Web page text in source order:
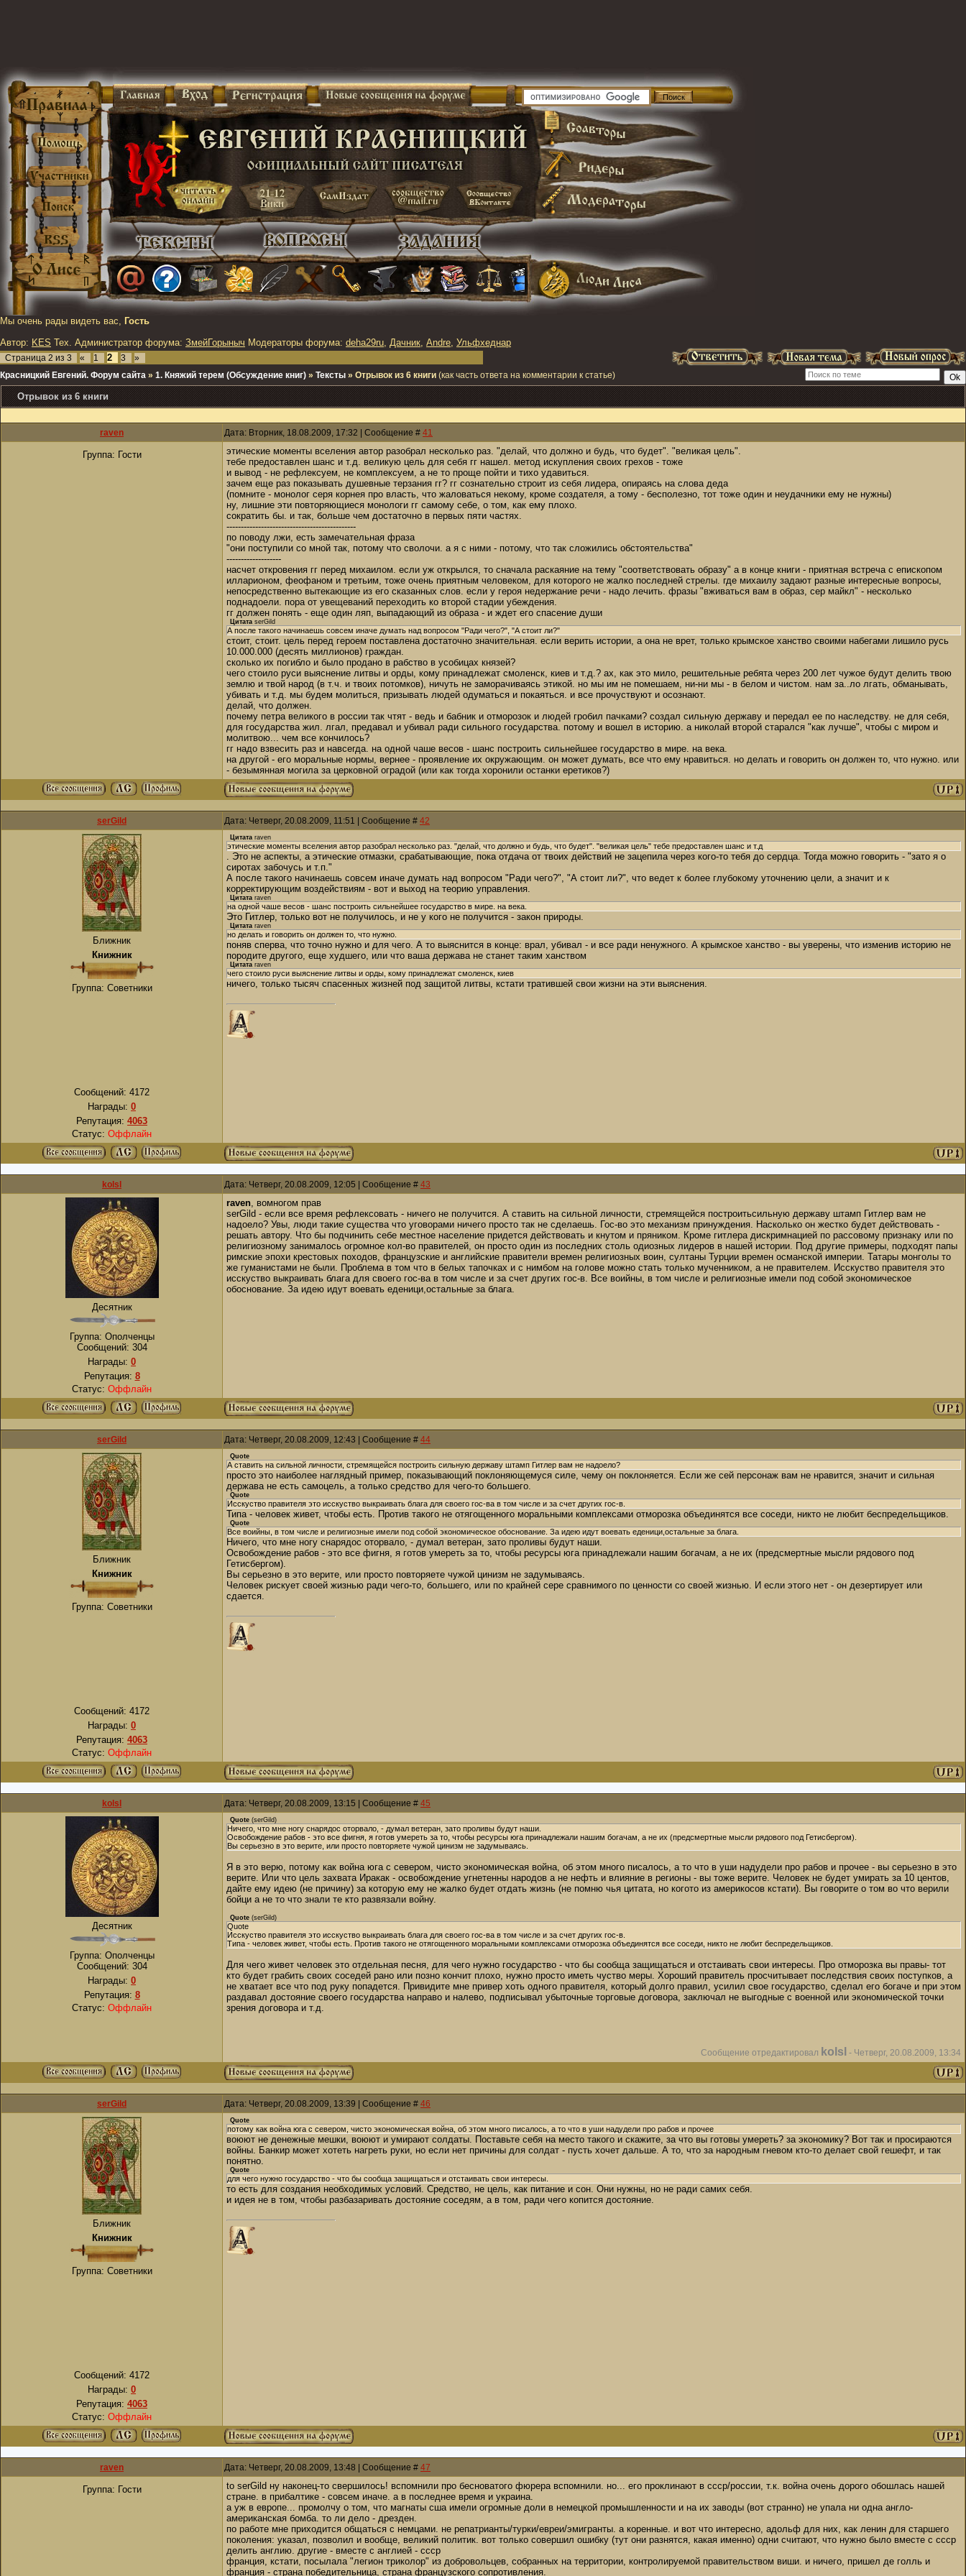
Мы очень рады видеть вас, Гость
Автор: KES Тех. Администратор форума: ЗмейГорыныч Модераторы форума: deha29ru, Дачник, Andre, Ульфхеднар
Страница 2 из 3 « 1 2 3
»
Красницкий Евгений. Форум сайта » 1. Княжий терем (Обсуждение книг) » Тексты » Отрывок из 6 книги (как часть ответа на комментарии к статье)
Отрывок из 6 книги
raven Дата: Вторник, 18.08.2009, 17:32 | Сообщение # 41
Группа: Гости
этические моменты вселения автор разобрал несколько раз. "делай, что должно и будь, что будет". "великая цель".
тебе предоставлен шанс и т.д. великую цель для себя гг нашел. метод искупления своих грехов - тоже
и вывод - не рефлексуем, не комплексуем, а не то проще пойти и тихо удавиться.
зачем еще раз показывать душевные терзания гг? гг сознательно строит из себя лидера, опираясь на слова деда
(помните - монолог серя корнея про власть, что жаловаться некому, кроме создателя, а тому - бесполезно, тот тоже один и неудачники ему не нужны)
ну, лишние эти повторяющиеся монологи гг самому себе, о том, как ему плохо.
сократить бы. и так, больше чем достаточно в первых пяти частях.
---------------------------------------------
по поводу лжи, есть замечательная фраза
"они поступили со мной так, потому что сволочи. а я с ними - потому, что так сложились обстоятельства"
-------------------
насчет откровения гг перед михаилом. если уж открылся, то сначала раскаяние на тему "соответствовать образу" а в конце книги - приятная встреча с епископом
илларионом, феофаном и третьим, тоже очень приятным человеком, для которого не жалко последней стрелы. где михаилу задают разные интересные вопросы,
непосредственно вытекающие из его сказанных слов. если у героя недержание речи - надо лечить. фразы "вживаться вам в образ, сер майкл" - несколько
поднадоели. пора от увещеваний переходить ко второй стадии убеждения.
гг должен понять - еще один ляп, выпадающий из образа - и ждет его спасение души
Цитата serGild
А после такого начинаешь совсем иначе думать над вопросом "Ради чего?", "А стоит ли?"
стоит, стоит. цель перед героем поставлена достаточно значительная. если верить истории, а она не врет, только крымское ханство своими набегами лишило русь
10.000.000 (десять миллионов) граждан.
сколько их погибло и было продано в рабство в усобицах князей?
чего стоило руси выяснение литвы и орды, кому принадлежат смоленск, киев и т.д.? ах, как это мило, решительные ребята через 200 лет чужое будут делить твою
землю и твой народ (в т.ч. и твоих потомков), ничуть не заморачиваясь этикой. но мы им не помешаем, ни-ни мы - в белом и чистом. нам за..ло лгать, обманывать,
убивать и т.д. мы будем молиться, призывать людей одуматься и покаяться. и все прочуствуют и осознают.
делай, что должен.
почему петра великого в россии так чтят - ведь и бабник и отморозок и людей гробил пачками? создал сильную державу и передал ее по наследству. не для себя,
для государства жил. лгал, предавал и убивал ради сильного государства. потому и вошел в историю. а николай второй старался "как лучше", чтобы с миром и
молитвою... чем все кончилось?
гг надо взвесить раз и навсегда. на одной чаше весов - шанс построить сильнейшее государство в мире. на века.
на другой - его моральные нормы, вернее - проявление их окружающим. он может думать, все что ему нравиться. но делать и говорить он должен то, что нужно. или
- безымянная могила за церковной оградой (или как тогда хоронили останки еретиков?)
serGild Дата: Четверг, 20.08.2009, 11:51 | Сообщение # 42
Ближник
Книжник
Группа: Советники
Сообщений: 4172
Награды: 0
Репутация: 4063
Статус: Оффлайн
Цитата raven
этические моменты вселения автор разобрал несколько раз. "делай, что должно и будь, что будет". "великая цель" тебе предоставлен шанс и т.д
. Это не аспекты, а этические отмазки, срабатывающие, пока отдача от твоих действий не зацепила через кого-то тебя до сердца. Тогда можно говорить - "зато я о
сиротах забочусь и т.п."
А после такого начинаешь совсем иначе думать над вопросом "Ради чего?", "А стоит ли?", что ведет к более глубокому уточнению цели, а значит и к
корректирующим воздействиям - вот и выход на теорию управления.
Цитата raven
на одной чаше весов - шанс построить сильнейшее государство в мире. на века.
Это Гитлер, только вот не получилось, и не у кого не получится - закон природы.
Цитата raven
но делать и говорить он должен то, что нужно.
поняв сперва, что точно нужно и для чего. А то выяснится в конце: врал, убивал - и все ради ненужного. А крымское ханство - вы уверены, что изменив историю не
породите другого, еще худшего, или что ваша держава не станет таким ханством
Цитата raven
чего стоило руси выяснение литвы и орды, кому принадлежат смоленск, киев
ничего, только тысяч спасенных жизней под защитой литвы, кстати тратившей свои жизни на эти выяснения.
kolsl Дата: Четверг, 20.08.2009, 12:05 | Сообщение # 43
Десятник
Группа: Ополченцы
Сообщений: 304
Награды: 0
Репутация: 8
Статус: Оффлайн
raven, вомногом прав
serGild - если все время рефлексовать - ничего не получится. А ставить на сильной личности, стремящейся построитьсильную державу штамп Гитлер вам не
надоело? Увы, люди такие существа что уговорами ничего просто так не сделаешь. Гос-во это механизм принуждения. Насколько он жестко будет действовать -
решать автору. Что бы подчинить себе местное население придется действовать и кнутом и пряником. Кроме гитлера дискримнацией по рассовому признаку или по
религиозному занималось огромное кол-во правителей, он просто один из последних столь одиозных лидеров в нашей истории. Под другие примеры, подходят папы
римские эпохи крестовых походов, французские и английские правители времен религиозных воин, султаны Турции времен османской империи. Татары монголы то
же гуманистами не были. Проблема в том что в белых тапочках и с нимбом на голове можно стать только мученником, а не правителем. Исскуство правителя это
исскуство выкраивать блага для своего гос-ва в том числе и за счет других гос-в. Все воийны, в том числе и религиозные имели под собой экономическое
обоснование. За идею идут воевать еденици,остальные за блага.
serGild Дата: Четверг, 20.08.2009, 12:43 | Сообщение # 44
Ближник
Книжник
Группа: Советники
Сообщений: 4172
Награды: 0
Репутация: 4063
Статус: Оффлайн
Quote
А ставить на сильной личности, стремящейся построить сильную державу штамп Гитлер вам не надоело?
просто это наиболее наглядный пример, показывающий поклоняющемуся силе, чему он поклоняется. Если же сей персонаж вам не нравится, значит и сильная
держава не есть самоцель, а только средство для чего-то большего.
Quote
Исскуство правителя это исскуство выкраивать блага для своего гос-ва в том числе и за счет других гос-в.
Типа - человек живет, чтобы есть. Против такого не отягощенного моральными комплексами отморозка объединятся все соседи, никто не любит беспредельщиков.
Quote
Все воийны, в том числе и религиозные имели под собой экономическое обоснование. За идею идут воевать еденици,остальные за блага.
Ничего, что мне ногу снарядос оторвало, - думал ветеран, зато проливы будут наши.
Освобождение рабов - это все фигня, я готов умереть за то, чтобы ресурсы юга принадлежали нашим богачам, а не их (предсмертные мысли рядового под
Гетисбергом).
Вы серьезно в это верите, или просто повторяете чужой цинизм не задумываясь.
Человек рискует своей жизнью ради чего-то, большего, или по крайней сере сравнимого по ценности со своей жизнью. И если этого нет - он дезертирует или
сдается.
kolsl Дата: Четверг, 20.08.2009, 13:15 | Сообщение # 45
Десятник
Группа: Ополченцы
Сообщений: 304
Награды: 0
Репутация: 8
Статус: Оффлайн
Quote (serGild)
Ничего, что мне ногу снарядос оторвало, - думал ветеран, зато проливы будут наши.
Освобождение рабов - это все фигня, я готов умереть за то, чтобы ресурсы юга принадлежали нашим богачам, а не их (предсмертные мысли рядового под Гетисбергом).
Вы серьезно в это верите, или просто повторяете чужой цинизм не задумываясь.
Я в это верю, потому как война юга с севером, чисто экономическая война, об этом много писалось, а то что в уши надудели про рабов и прочее - вы серьезно в это
верите. Или что цель захвата Иракак - освобождение угнетенны народов а не нефть и влияние в регионы - вы тоже верите. Человек не будет умирать за 10 центов,
дайте ему идею (не причину) за которую ему не жалко будет отдать жизнь (не помню чья цитата, но когото из америкосов кстати). Вы говорите о том во что верили
бойци а не то что знали те кто развязали войну.
Quote (serGild)
Quote
Исскуство правителя это исскуство выкраивать блага для своего гос-ва в том числе и за счет других гос-в.
Типа - человек живет, чтобы есть. Против такого не отягощенного моральными комплексами отморозка объединятся все соседи, никто не любит беспредельщиков.
Для чего живет человек это отдельная песня, для чего нужно государство - что бы сообща защищаться и отстаивать свои интересы. Про отморозка вы правы- тот
кто будет грабить своих соседей рано или позно кончит плохо, нужно просто иметь чуство меры. Хороший правитель просчитывает последствия своих поступков, а
не хватает все что под руку попадется. Привидите мне привер хоть одного правителя, который долго правил, усилил свое государство, сделал его богаче и при этом
раздавал достояние своего государства направо и налево, подписывал убыточные торговые договора, заключал не выгодные с военной или экономической точки
зрения договора и т.д.
Сообщение отредактировал kolsl - Четверг, 20.08.2009, 13:34
serGild Дата: Четверг, 20.08.2009, 13:39 | Сообщение # 46
Ближник
Книжник
Группа: Советники
Сообщений: 4172
Награды: 0
Репутация: 4063
Статус: Оффлайн
Quote
потому как война юга с севером, чисто экономическая война, об этом много писалось, а то что в уши надудели про рабов и прочее
воюют не денежные мешки, воюют и умирают солдаты. Поставьте себя на место такого и скажите, за что вы готовы умереть? за экономику? Вот так и просираются
войны. Банкир может хотеть нагреть руки, но если нет причины для солдат - пусть хочет дальше. А то, что за народным гневом кто-то делает свой гешефт, и так
понятно.
Quote
для чего нужно государство - что бы сообща защищаться и отстаивать свои интересы.
то есть для создания необходимых условий. Средство, не цель, как питание и сон. Они нужны, но не ради самих себя.
и идея не в том, чтобы разбазаривать достояние соседям, а в том, ради чего копится достояние.
raven Дата: Четверг, 20.08.2009, 13:48 | Сообщение # 47
Группа: Гости
to serGild ну наконец-то свершилось! вспомнили про бесноватого фюрера вспомнили. но... его проклинают в ссср/россии, т.к. война очень дорого обошлась нашей
стране. в прибалтике - совсем иначе. а в последнее время и украина.
а уж в европе... промолчу о том, что магнаты сша имели огромные доли в немецкой промышленности и на их заводы (вот странно) не упала ни одна англо-
американская бомба. то ли дело - дрезден.
по работе мне приходится общаться с немцами. не репатрианты/турки/евреи/эмигранты. а коренные. и вот что интересно, адольф для них, как ленин для старшего
поколения: указал, позволил и вообще, великий политик. вот только совершил ошибку (тут они разнятся, какая именно) одни считают, что нужно было вместе с ссср
делить англию. другие - вместе с англией - ссср
франция, кстати, посылала "легион триколор" из добровольцев, собранных на территории, контролируемой правительством виши. и ничего, пришел де голль и
франция - страна победительница, страна французского сопротивления.